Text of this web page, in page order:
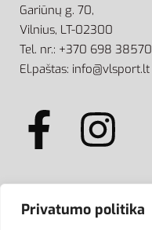
Privatumo politika
Gariūnų g. 70,
Vilnius, LT-02300
Tel. nr.: +370 698 38570
El.paštas: info@vlsport.lt